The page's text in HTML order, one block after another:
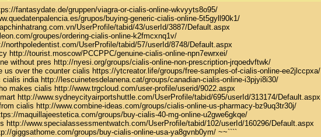
fantasydate.de/gruppen/viagra-or-cialis-online-wkvyyts8o95/
grupos/buying-generic-cialis-online-5t5gyll90k1/
UserProfile/tabid/43/userId/3887/Default.aspx
groupes/ordering-cialis-online-k2fmcxnq1v/
UserProfile/tabid/57/userId/8748/Default.aspx
http://tourist.moscow/РССРРС/genuine-cialis-online-npn7ewrxei/
without pres http://nyesi.org/groups/cialis-online-non-prescription-jrqoedvftwk/
us over the counter cialis https://ytcreator.life/groups/free-samples-of-cialis-online-ee2jlccpxa/
india http://lescuinetesdelanena.cat/groups/canadian-cialis-online-i3pjyi8i30/
makes cialis http://www.trgcloud.com/user-profile/userid/9022.aspx
http://www.sydneycityairportshuttle.com/UserProfile/tabid/695/userId/313174/Default.aspx
cialis http://www.combine-ideas.com/groups/cialis-online-us-pharmacy-bz9uq3tr30j/
maquillajeestetica.com/groups/buy-cialis-40-mg-online-u2gwe6gkqe/
http://www.specialassessmentwatch.com/UserProfile/tabid/102/userId/160296/Default.aspx
giggsathome.com/groups/buy-cialis-online-usa-ya8gvnb0ym/ ~~````